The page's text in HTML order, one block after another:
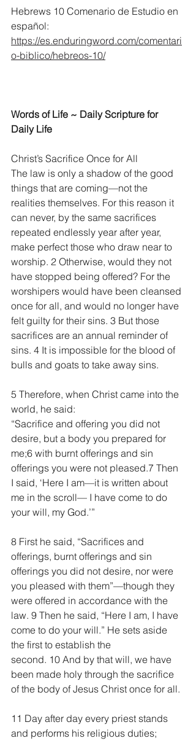
Hebrews 10 Comenario de Estudio en
español:
https://es.enduringword.com/comentari
o-biblico/hebreos-10/
Words of Life ~ Daily Scripture for
Daily Life
Christ’s Sacrifice Once for All
The law is only a shadow of the good
things that are coming—not the
realities themselves. For this reason it
can never, by the same sacrifices
repeated endlessly year after year,
make perfect those who draw near to
worship. 2 Otherwise, would they not
have stopped being offered? For the
worshipers would have been cleansed
once for all, and would no longer have
felt guilty for their sins. 3 But those
sacrifices are an annual reminder of
sins. 4 It is impossible for the blood of
bulls and goats to take away sins.
5 Therefore, when Christ came into the
world, he said:
“Sacrifice and offering you did not
desire, but a body you prepared for
me;6 with burnt offerings and sin
offerings you were not pleased.7 Then
I said, ‘Here I am—it is written about
me in the scroll— I have come to do
your will, my God.’”
8 First he said, “Sacrifices and
offerings, burnt offerings and sin
offerings you did not desire, nor were
you pleased with them”—though they
were offered in accordance with the
law. 9 Then he said, “Here I am, I have
come to do your will.” He sets aside
the first to establish the
second. 10 And by that will, we have
been made holy through the sacrifice
of the body of Jesus Christ once for all.
11 Day after day every priest stands
and performs his religious duties;